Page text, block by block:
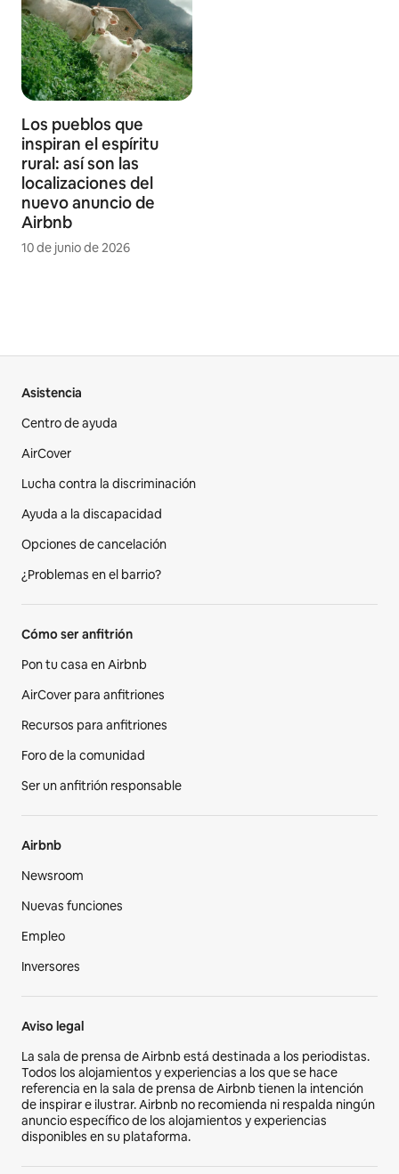
Los pueblos que
inspiran el espíritu
rural: así son las
localizaciones del
nuevo anuncio de
Airbnb
10 de junio de 2026
Asistencia
Centro de ayuda
AirCover
Lucha contra la discriminación
Ayuda a la discapacidad
Opciones de cancelación
¿Problemas en el barrio?
Cómo ser anfitrión
Pon tu casa en Airbnb
AirCover para anfitriones
Recursos para anfitriones
Foro de la comunidad
Ser un anfitrión responsable
Airbnb
Newsroom
Nuevas funciones
Empleo
Inversores
Aviso legal
La sala de prensa de Airbnb está destinada a los periodistas.
Todos los alojamientos y experiencias a los que se hace
referencia en la sala de prensa de Airbnb tienen la intención
de inspirar e ilustrar. Airbnb no recomienda ni respalda ningún
anuncio específico de los alojamientos y experiencias
disponibles en su plataforma.